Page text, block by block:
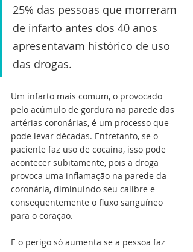
25% das pessoas que morreram
de infarto antes dos 40 anos
apresentavam histórico de uso
das drogas.
Um infarto mais comum, o provocado
pelo acúmulo de gordura na parede das
artérias coronárias, é um processo que
pode levar décadas. Entretanto, se o
paciente faz uso de cocaína, isso pode
acontecer subitamente, pois a droga
provoca uma inflamação na parede da
coronária, diminuindo seu calibre e
consequentemente o fluxo sanguíneo
para o coração.
E o perigo só aumenta se a pessoa faz